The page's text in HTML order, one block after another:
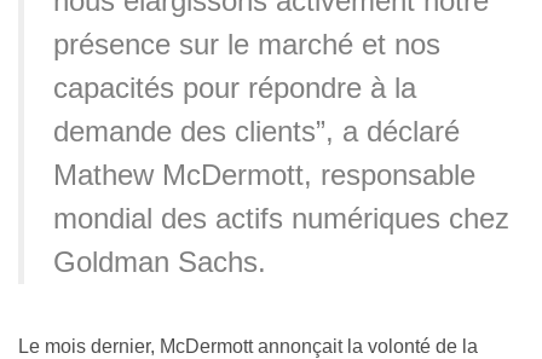
présence sur le marché et nos
capacités pour répondre à la
demande des clients”, a déclaré
Mathew McDermott, responsable
mondial des actifs numériques chez
Goldman Sachs.
Le mois dernier, McDermott annonçait la volonté de la